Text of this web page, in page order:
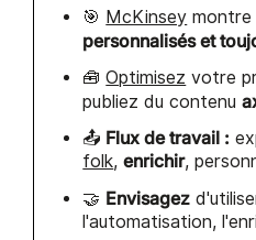
🎯 McKinsey montre
personnalisés et
🧰Optimisez votre
publiez du contenu
📤 Flux de travail :
folk,enrichir,
🤝 Envisagez
l'automatisation,